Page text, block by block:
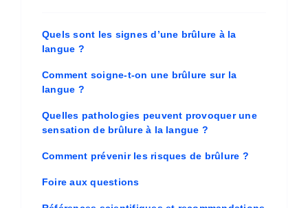
Quels sont les signes d’une brûlure à la
langue ?
Comment soigne-t-on une brûlure sur la
langue ?
Quelles pathologies peuvent provoquer une
sensation de brûlure à la langue ?
Comment prévenir les risques de brûlure ?
Foire aux questions